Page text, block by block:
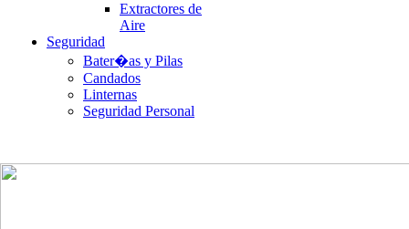
Extractores de
Aire
Seguridad
Bater�as y Pilas
Candados
Linternas
Seguridad Personal